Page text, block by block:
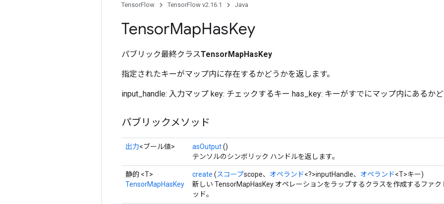
TensorFlow TensorFlow v2.16.1 Java
TensorMapHasKey
パブリック最終クラスTensorMapHasKey
指定されたキーがマップ内に存在するかどうかを返します。
input_handle: 入力マップ key: チェックするキー has_key: キーがすでにマップ内にあるか
パブリックメソッド
出力<ブール値> asOutput()
テンソルのシンボリック ハンドルを返します。
静的 <T>
TensorMapHasKey
create (スコープscope、 オペランド<?>inputHandle、 オペランド<T>キー)
新しい TensorMapHasKey オペレーションをラップするクラスを作成するファク
ッド。